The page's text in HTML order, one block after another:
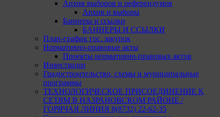
Архив выборов и референдумов
Архив и выборы
Баннеры и ссылки
БАННЕРЫ И ССЫЛКИ
План-график гос. закупок
Нормативно-правовые акты
Проекты нормативно-правовых актов
Инвестиции
Градостроительство, схемы и муниципальные
программы
ТЕХНОЛОГИЧЕСКОЕ ПРИСОЕДИНЕНИЕ К
СЕТЯМ В НАЗРАНОВСКОМ РАЙОНЕ /
ГОРЯЧАЯ ЛИНИЯ 8(8732) 22-62-35